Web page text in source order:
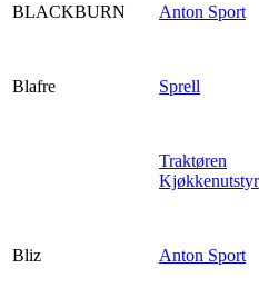
BLACKBURN Anton Sport
Blafre Sprell
Traktøren
Kjøkkenutstyr
Bliz Anton Sport